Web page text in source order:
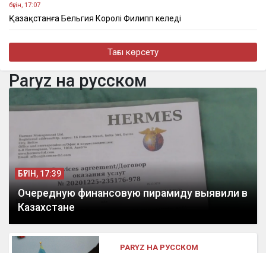
бүгін, 17:07
Қазақстанға Бельгия Королі Филипп келеді
бүгін, 14:46
«Төсегімді елге айтпай-ақ қояйық»: Бекболат Тілеухан жеке
бүгін, 13:29
Оралда құрамында еті бар жартылай фабрикаттарға жалған
сертификат берілген
Тағы көрсету
Paryz на русском
БҮГІН, 17:39
Очередную финансовую пирамиду выявили в
Казахстане
PARYZ НА РУССКОМ